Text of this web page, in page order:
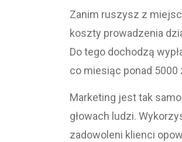
Zanim ruszysz z
koszty prowadzenia
Do tego dochodzą
co miesiąc ponad 5000
Marketing jest tak
głowach ludzi.
zadowoleni klienci